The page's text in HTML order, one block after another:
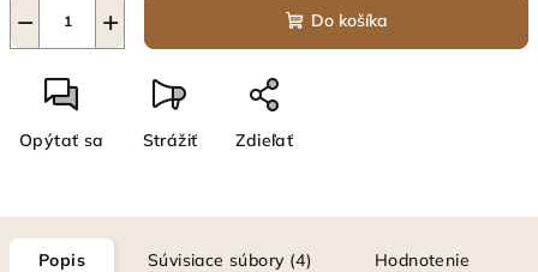
+
− Do košíka
Opýtať sa Strážiť Zdieľať
Popis Súvisiace súbory (4) Hodnotenie